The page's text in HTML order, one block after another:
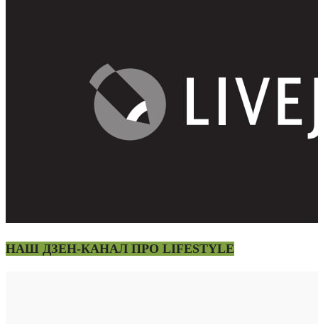
НАШ ДЗЕН-КАНАЛ ПРО LIFESTYLE